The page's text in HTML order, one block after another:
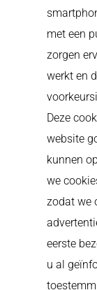
met een
zorgen
werkt en
Deze
website
kunnen
we
zodat we
eerste
u al